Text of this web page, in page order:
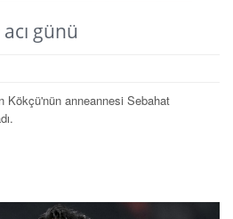
günü
Kökçü'nün anneannesi Sebahat